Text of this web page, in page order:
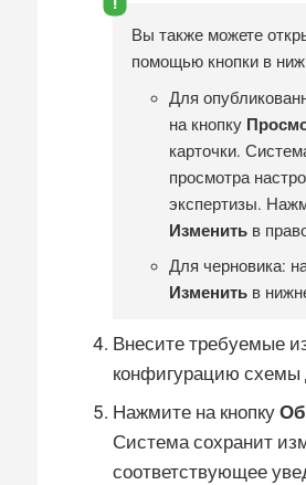
Вы также можете
помощью кнопки в
Для
на кнопку
карточки.
просмотра
экспертизы.
Изменить в
Для черновика:
Изменить в
Внесите требуемые
конфигурацию
Нажмите на кнопку
Система сохранит
соответствующее